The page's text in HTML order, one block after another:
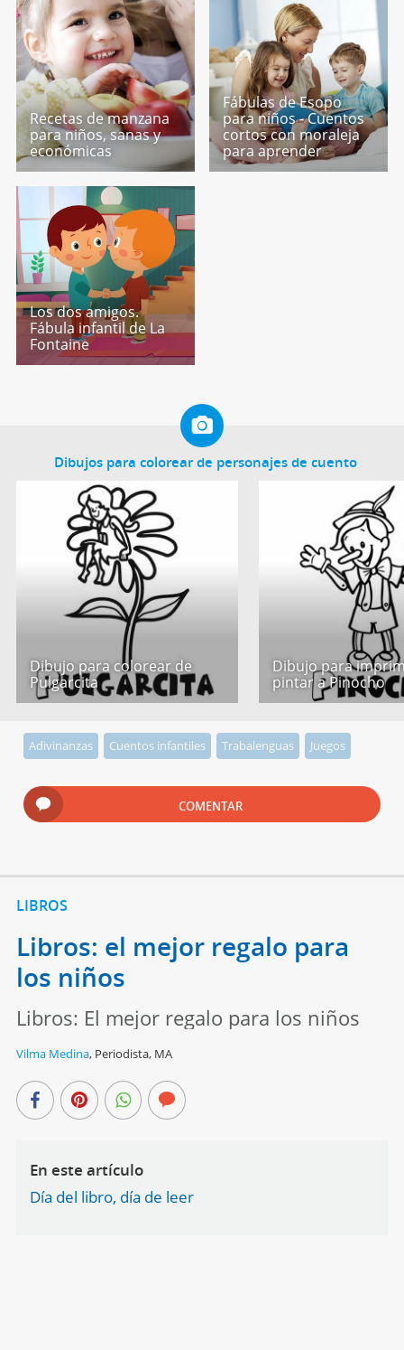
Recetas de manzana
para niños, sanas y
económicas
Fábulas de Esopo
para niños - Cuentos
cortos con moraleja
para aprender
Los dos amigos.
Fábula infantil de La
Fontaine
Dibujos para colorear de personajes de cuento
Dibujo para colorear de
Pulgarcita
Dibujo para
pintar a Pinocho
Adivinanzas Cuentos infantiles Trabalenguas Juegos
COMENTAR
LIBROS
Libros: el mejor regalo para
los niños
Libros: El mejor regalo para los niños
Vilma Medina, Periodista, MA
En este artículo
Día del libro, día de leer